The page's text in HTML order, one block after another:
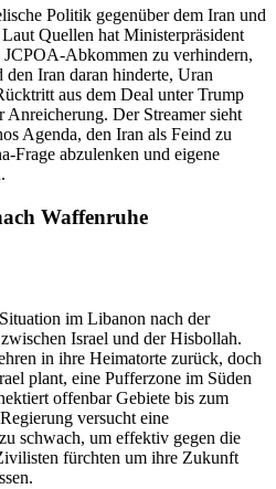
Politik gegenüber dem Iran und
Quellen hat Ministerpräsident
Abkommen zu verhindern,
Iran daran hinderte, Uran
aus dem Deal unter Trump
Anreicherung. Der Streamer sieht
Agenda, den Iran als Feind zu
Frage abzulenken und eigene
Waffenruhe
im Libanon nach der
Israel und der Hisbollah.
in ihre Heimatorte zurück, doch
plant, eine Pufferzone im Süden
offenbar Gebiete bis zum
versucht eine
schwach, um effektiv gegen die
fürchten um ihre Zukunft